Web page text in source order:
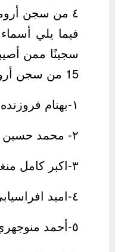
٤ من سجن أرومية المركزي.
سجينًا ممن
15 من سجن أرومية المركزي:
۱-بهنام فروزنده دل بن رضا
۲- محمد حسین ایرج‌ نیا بن أحمد
۳-اكبر كامل‌ منغل بن محمد علي
٤-امید افراسیابي بن یدالله
٥-أحمد منوجهري بن كوروش